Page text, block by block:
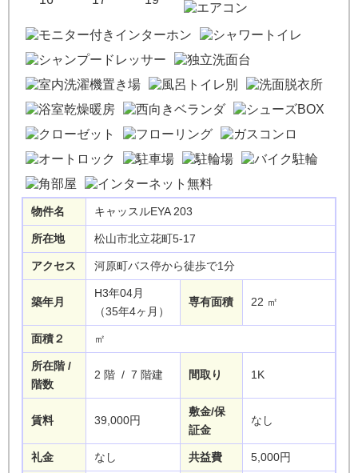
物件名 キャッスルEYA 203
所在地 松山市北立花町5-17
アクセス 河原町バス停から徒歩で1分
築年月
H3年04月
（35年4ヶ月）
専有面積 22 ㎡
面積２ ㎡
所在階 /
階数
2 階 / 7 階建 間取り 1K
賃料 39,000円
敷金/保
証金
なし
礼金 なし 共益費 5,000円